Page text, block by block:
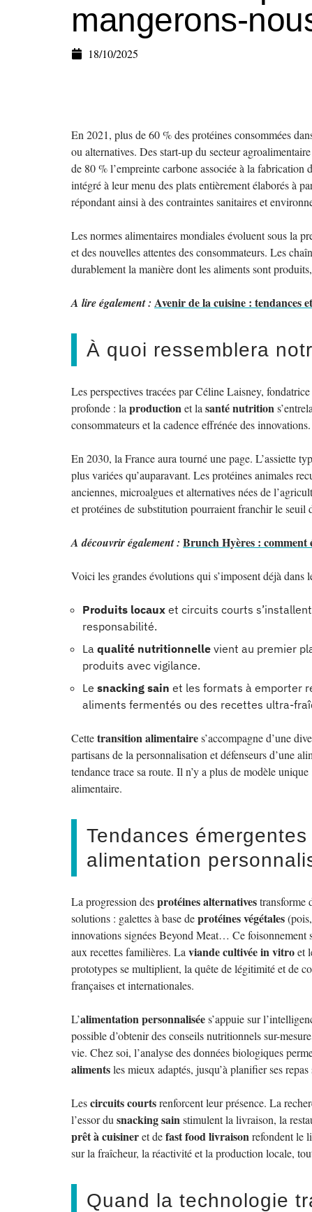
mangerons-
18/10/2025
En 2021, plus de 60 % des protéines consommées
ou alternatives. Des start-up du secteur
de 80 % l’empreinte carbone associée à la
intégré à leur menu des plats entièrement élaborés à
répondant ainsi à des contraintes sanitaires et
Les normes alimentaires mondiales évoluent sous la
et des nouvelles attentes des consommateurs. Les
durablement la manière dont les aliments sont
A lire également : Avenir de la cuisine : tendances
À quoi ressemblera
Les perspectives tracées par Céline Laisney,
profonde : la productionet la santé nutrition
consommateurs et la cadence effrénée des innovations.
En 2030, la France aura tourné une page. L’assiette
plus variées qu’auparavant. Les protéines animales
anciennes, microalgues et alternatives nées de
et protéines de substitution pourraient franchir le seuil
A découvrir également : Brunch Hyères : comment
Voici les grandes évolutions qui s’imposent déjà dans
Produits locaux et circuits courts
responsabilité.
La qualité nutritionnelle vient au premier
produits avec vigilance.
Le snacking sain et les formats à emporter
aliments fermentés ou des recettes ultra-
Cettetransition alimentaires’accompagne d’une
partisans de la personnalisation et défenseurs d’une
tendance trace sa route. Il n’y a plus de modèle
alimentaire.
Tendances
alimentation
La progression desprotéines alternativestransforme
solutions : galettes à base deprotéines végétales
innovations signées Beyond Meat… Ce
aux recettes familières. La viande cultivée in vitroet
prototypes se multiplient, la quête de légitimité et de
françaises et internationales.
L’alimentation personnalisées’appuie sur
possible d’obtenir des conseils nutritionnels sur-
vie. Chez soi, l’analyse des données biologiques
alimentsles mieux adaptés, jusqu’à planifier ses
Lescircuits courtsrenforcent leur présence. La
l’essor du snacking sainstimulent la livraison, la
prêt à cuisineret defast food livraisonrefondent le
sur la fraîcheur, la réactivité et la production locale,
Quand la technologie